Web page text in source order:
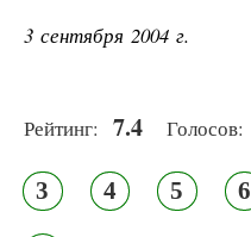
3 сентября 2004 г.
Рейтинг: 7.4 Голосов:
3 4 5 6